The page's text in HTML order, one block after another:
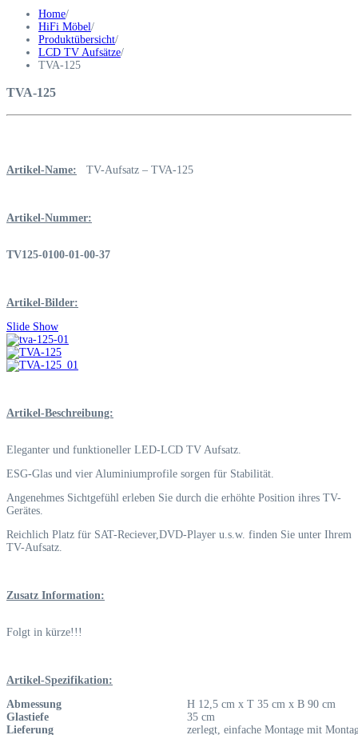
Home/
HiFi Möbel/
Produktübersicht/
LCD TV Aufsätze/
TVA-125
TVA-125
Artikel-Name: TV-Aufsatz – TVA-125
Artikel-Nummer:
TV125-0100-01-00-37
Artikel-Bilder:
Slide Show
Artikel-Beschreibung:
Eleganter und funktioneller LED-LCD TV Aufsatz.
ESG-Glas und vier Aluminiumprofile sorgen für Stabilität.
Angenehmes Sichtgefühl erleben Sie durch die erhöhte Position ihres TV-
Gerätes.
Reichlich Platz für SAT-Reciever,DVD-Player u.s.w. finden Sie unter Ihrem
TV-Aufsatz.
Zusatz Information:
Folgt in kürze!!!
Artikel-Spezifikation:
Abmessung
H 12,5 cm x T 35 cm x B 90 cm
Glastiefe
35 cm
Lieferung
zerlegt, einfache Montage mit